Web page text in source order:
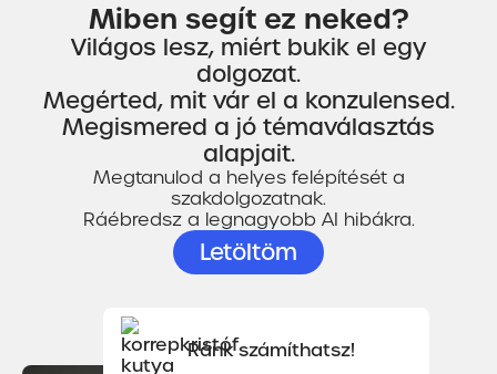
Miben segít ez neked?
Világos lesz, miért bukik el egy
dolgozat.
Megérted, mit vár el a konzulensed.
Megismered a jó témaválasztás
alapjait.
Megtanulod a helyes felépítését a
szakdolgozatnak.
Ráébredsz a legnagyobb AI hibákra.
Letöltöm
Ránk számíthatsz!